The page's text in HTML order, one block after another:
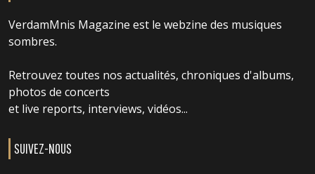
VerdamMnis Magazine est le webzine des musiques
sombres.
Retrouvez toutes nos actualités, chroniques d'albums,
photos de concerts
et live reports, interviews, vidéos...
SUIVEZ-NOUS